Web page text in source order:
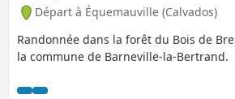
Départ à Équemauville (Calvados)
Randonnée dans la forêt du Bois de
la commune de Barneville-la-Bertrand.